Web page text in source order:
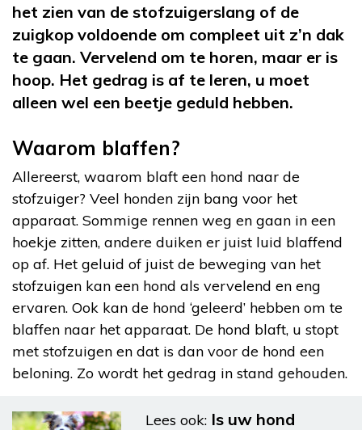
het zien van de stofzuigerslang of de
zuigkop voldoende om compleet uit z’n dak
te gaan. Vervelend om te horen, maar er is
hoop. Het gedrag is af te leren, u moet
alleen wel een beetje geduld hebben.
Waarom blaffen?
Allereerst, waarom blaft een hond naar de
stofzuiger? Veel honden zijn bang voor het
apparaat. Sommige rennen weg en gaan in een
hoekje zitten, andere duiken er juist luid blaffend
op af. Het geluid of juist de beweging van het
stofzuigen kan een hond als vervelend en eng
ervaren. Ook kan de hond ‘geleerd’ hebben om te
blaffen naar het apparaat. De hond blaft, u stopt
met stofzuigen en dat is dan voor de hond een
beloning. Zo wordt het gedrag in stand gehouden.
Lees ook: Is uw hond